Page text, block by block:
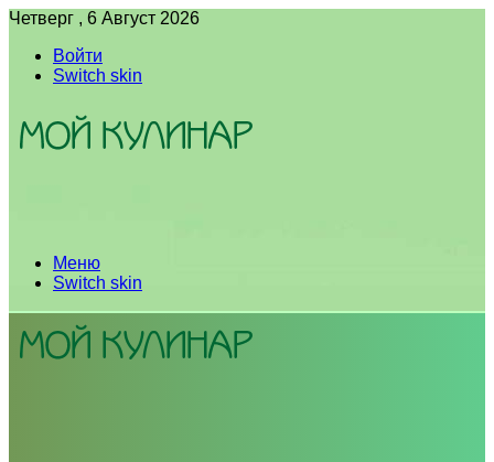
Четверг , 6 Август 2026
Войти
Switch skin
Меню
Switch skin